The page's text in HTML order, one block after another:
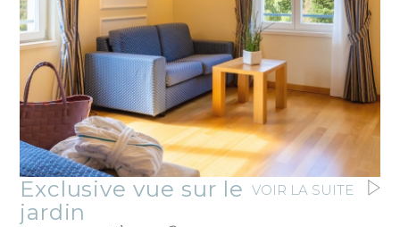
Exclusive vue sur le
jardin
VOIR LA SUITE